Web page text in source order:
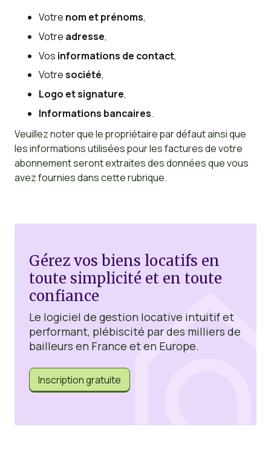
Votre nom et prénoms,
Votre adresse,
Vos informations de contact,
Votresociété,
Logo et signature,
Informations bancaires.
Veuillez noter que le propriétaire par défaut ainsi que
les informations utilisées pour les factures de votre
abonnement seront extraites des données que vous
avez fournies dans cette rubrique.
Gérez vos biens locatifs en
toute simplicité et en toute
confiance
Le logiciel de gestion locative intuitif et
performant, plébiscité par des milliers de
bailleurs en France et en Europe.
Inscription gratuite